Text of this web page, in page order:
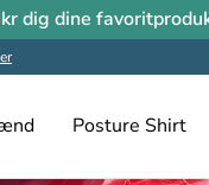
dig dine
Posture Shirt